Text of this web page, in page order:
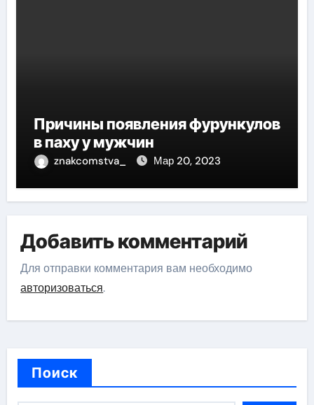
Причины появления фурункулов
в паху у мужчин
znakcomstva_ Мар 20, 2023
Добавить комментарий
Для отправки комментария вам необходимо
авторизоваться.
Поиск